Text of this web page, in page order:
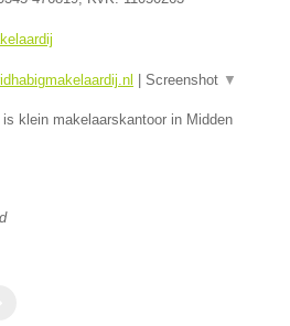
Screenshot ▼
is klein makelaarskantoor in Midden